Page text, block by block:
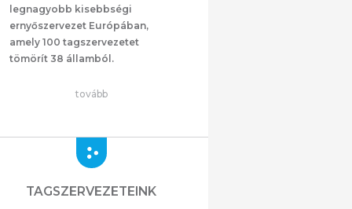
legnagyobb kisebbségi
ernyőszervezet Európában,
amely 100 tagszervezetet
tömörít 38 államból.
tovább
TAGSZERVEZETEINK